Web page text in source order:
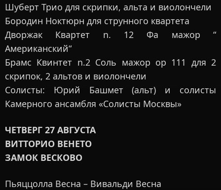
Шуберт Трио для скрипки, альта и виолончели
Бородин Ноктюрн для струнного квартета
Дворжак Квартет n. 12 Фа мажор “
Американский“
Брамс Квинтет n.2 Соль мажор op 111 для 2
скрипок, 2 альтов и виолончели
Солисты: Юрий Башмет (альт) и солисты
Камерного ансамбля «Солисты Москвы»
ЧЕТВЕРГ 27 АВГУСТА
ВИТТОРИО ВЕНЕТО
ЗАМОК ВЕСКОВО
Пьяццолла Весна – Вивальди Весна